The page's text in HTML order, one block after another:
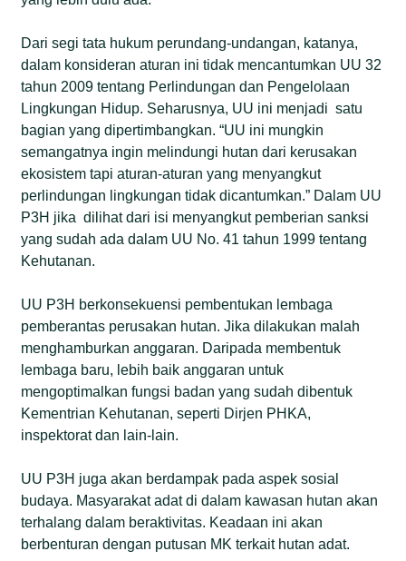
Dari segi tata hukum perundang-undangan, katanya,
dalam konsideran aturan ini tidak mencantumkan UU 32
tahun 2009 tentang Perlindungan dan Pengelolaan
Lingkungan Hidup. Seharusnya, UU ini menjadi satu
bagian yang dipertimbangkan. “UU ini mungkin
semangatnya ingin melindungi hutan dari kerusakan
ekosistem tapi aturan-aturan yang menyangkut
perlindungan lingkungan tidak dicantumkan.” Dalam UU
P3H jika dilihat dari isi menyangkut pemberian sanksi
yang sudah ada dalam UU No. 41 tahun 1999 tentang
Kehutanan.
UU P3H berkonsekuensi pembentukan lembaga
pemberantas perusakan hutan. Jika dilakukan malah
menghamburkan anggaran. Daripada membentuk
lembaga baru, lebih baik anggaran untuk
mengoptimalkan fungsi badan yang sudah dibentuk
Kementrian Kehutanan, seperti Dirjen PHKA,
inspektorat dan lain-lain.
UU P3H juga akan berdampak pada aspek sosial
budaya. Masyarakat adat di dalam kawasan hutan akan
terhalang dalam beraktivitas. Keadaan ini akan
berbenturan dengan putusan MK terkait hutan adat.